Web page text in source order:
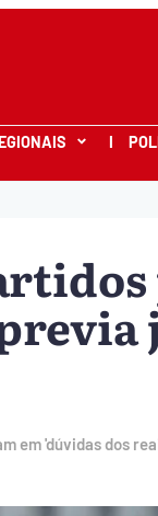
I
em 'dúvidas dos